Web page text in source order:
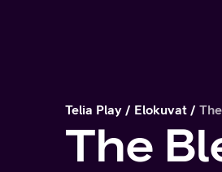
Telia Play Elokuvat
The